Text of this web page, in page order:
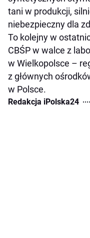
tani w produkcji,
niebezpieczny dla
To kolejny w
CBŚP w walce z
w Wielkopolsce –
z głównych
w Polsce.
Redakcja iPolska24